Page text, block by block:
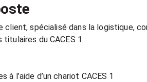
client, spécialisé dans la logistique,
du CACES 1.
l’aide d’un chariot CACES 1